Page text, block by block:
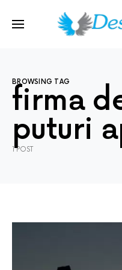
BROWSING TAG
firma
puturi
1 POST